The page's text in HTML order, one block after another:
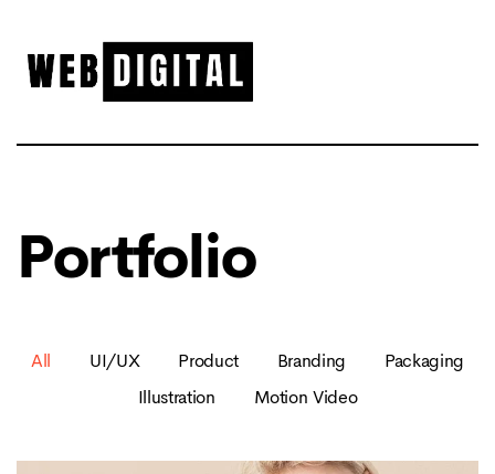
Portfolio
All UI/UX Product Branding
Packaging
Illustration
Motion Video